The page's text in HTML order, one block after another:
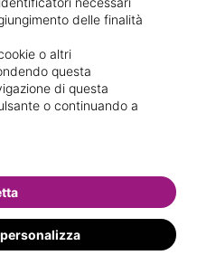
di Claudiadelle finalità
o altri
questa
di questa
o continuando a